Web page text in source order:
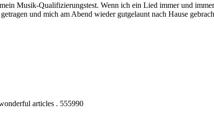
Musik-Qualifizierungstest. Wenn ich ein Lied immer und
und mich am Abend wieder gutgelaunt nach Hause
articles . 555990